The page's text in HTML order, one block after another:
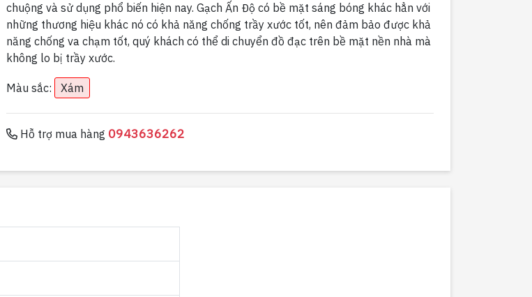
chuộng và sử dụng phổ biến hiện nay. Gạch Ấn Độ có bề mặt sáng bóng khác hẳn với
những thương hiệu khác nó có khả năng chống trầy xước tốt, nên đảm bảo được khả
năng chống va chạm tốt, quý khách có thể di chuyển đồ đạc trên bề mặt nền nhà mà
không lo bị trầy xước.
Màu sắc: Xám
Hỗ trợ mua hàng 0943636262